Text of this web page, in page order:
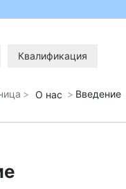
Квалификация
О нас Введение